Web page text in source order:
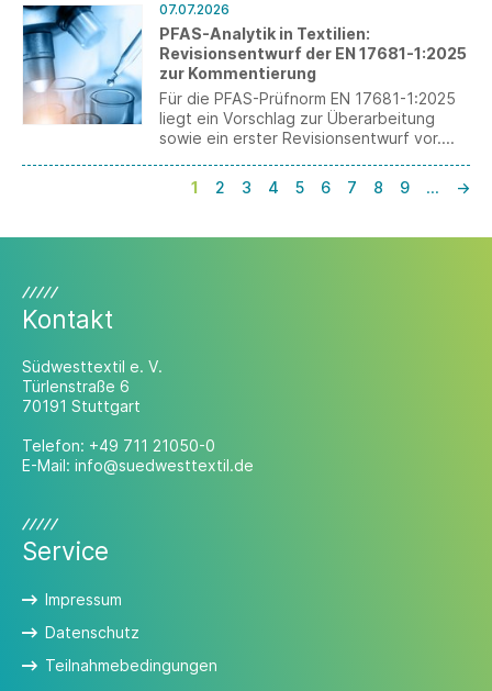
07.07.2026
PFAS-Analytik in Textilien:
Revisionsentwurf der EN 17681-1:2025
zur Kommentierung
Für die PFAS-Prüfnorm EN 17681-1:2025
liegt ein Vorschlag zur Überarbeitung
sowie ein erster Revisionsentwurf vor.
Unternehmen nun konkrete Kommentare
und praktische Erfahrungen in den
Rückmeldungen sind bis zum 10. August
1 2 3 4 5 6 7 8 9 … →
Kontakt
Südwesttextil e. V.
Türlenstraße 6
70191 Stuttgart
Telefon: +49 711 21050-0
E-Mail: info@suedwesttextil.de
Service
Impressum
Datenschutz
Teilnahmebedingungen